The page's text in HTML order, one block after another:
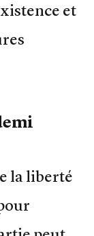
et
la liberté